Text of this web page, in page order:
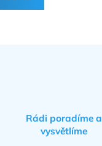
Rádi poradíme a
vysvětlíme